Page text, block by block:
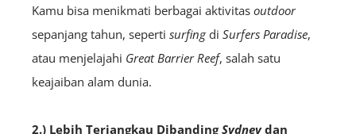
Kamu bisa menikmati berbagai aktivitas outdoor
sepanjang tahun, seperti surfingdi Surfers Paradise,
atau menjelajahi Great Barrier Reef, salah satu
keajaiban alam dunia.
2.) Lebih Terjangkau DibandingSydneydan